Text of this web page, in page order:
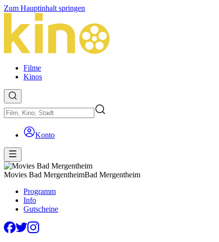
Zum Hauptinhalt springen
Filme
Kinos
Konto
Movies Bad MergentheimBad Mergentheim
Programm
Info
Gutscheine